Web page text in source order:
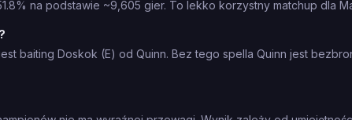
na podstawie ~9,605 gier. To lekko korzystny matchup dla
baiting Doskok (E) od Quinn. Bez tego spella Quinn jest